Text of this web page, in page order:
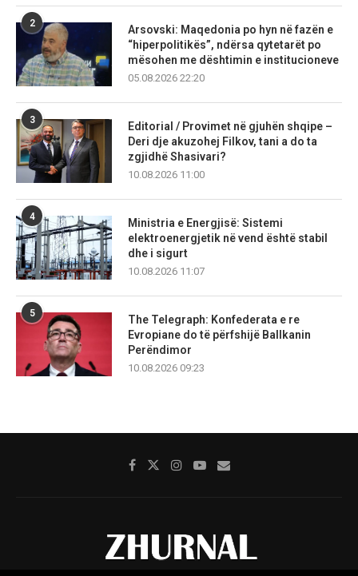
2
Arsovski: Maqedonia po hyn në fazën e
“hiperpolitikës”, ndërsa qytetarët po
mësohen me dështimin e institucioneve
05.08.2026 22:20
3
Editorial / Provimet në gjuhën shqipe –
Deri dje akuzohej Filkov, tani a do ta
zgjidhë Shasivari?
10.08.2026 11:00
4
Ministria e Energjisë: Sistemi
elektroenergjetik në vend është stabil
dhe i sigurt
10.08.2026 11:07
5
The Telegraph: Konfederata e re
Evropiane do të përfshijë Ballkanin
Perëndimor
10.08.2026 09:23